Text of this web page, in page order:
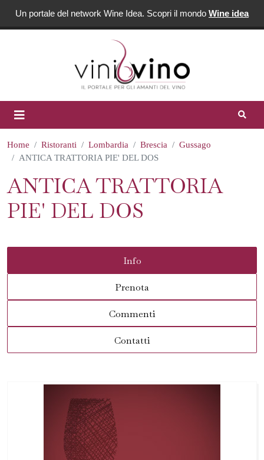
Un portale del network Wine Idea. Scopri il mondo Wine idea
Home Ristoranti Lombardia Brescia
Gussago
ANTICA TRATTORIA PIE' DEL DOS
ANTICA TRATTORIA
PIE' DEL DOS
Info
Prenota
Commenti
Contatti